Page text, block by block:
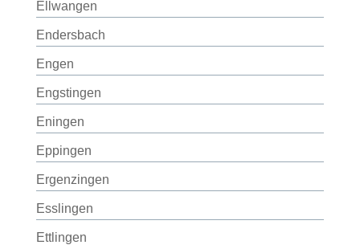
Ellwangen
Endersbach
Engen
Engstingen
Eningen
Eppingen
Ergenzingen
Esslingen
Ettlingen